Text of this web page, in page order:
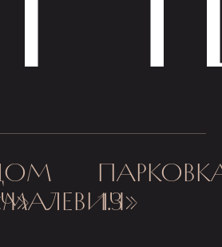
1.3